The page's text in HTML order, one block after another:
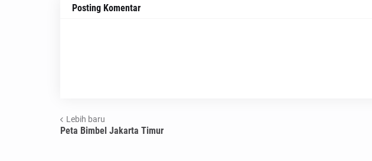
Posting Komentar
Lebih baru
Peta Bimbel Jakarta Timur